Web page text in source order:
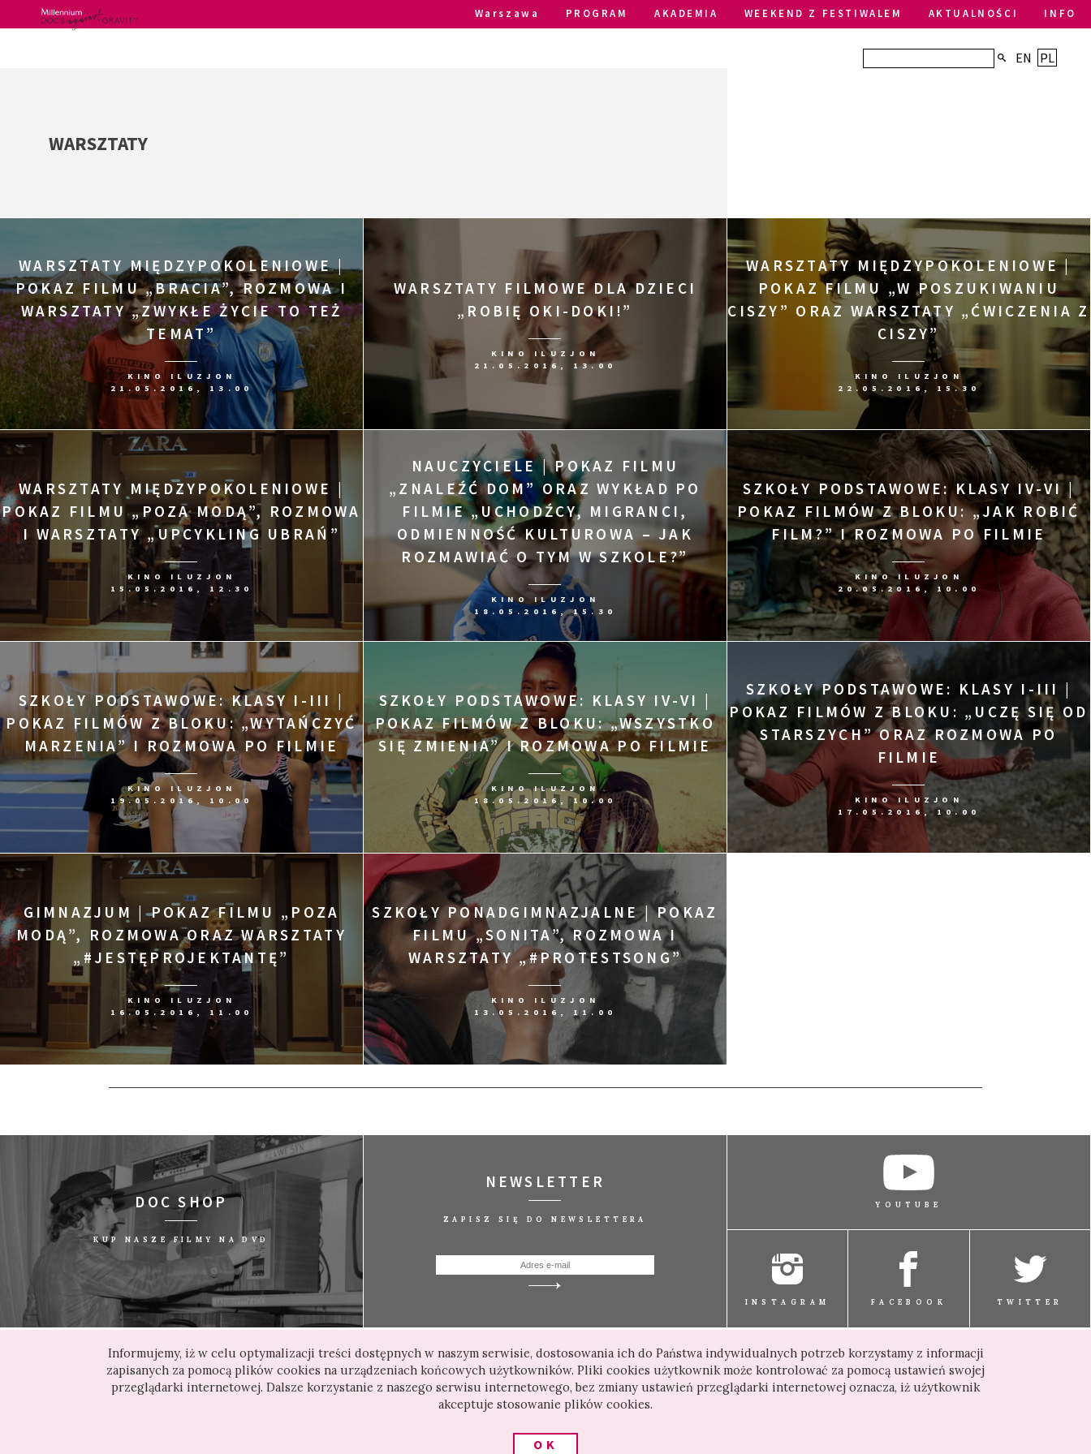
Informujemy, iż w celu optymalizacji treści dostępnych w naszym serwisie, dostosowania ich do Państwa indywidualnych potrzeb korzystamy z informacji
zapisanych za pomocą plików cookies na urządzeniach końcowych użytkowników. Pliki cookies użytkownik może kontrolować za pomocą ustawień swojej
przeglądarki internetowej. Dalsze korzystanie z naszego serwisu internetowego, bez zmiany ustawień przeglądarki internetowej oznacza, iż użytkownik
akceptuje stosowanie plików cookies.
OK
Warszawa PROGRAM AKADEMIA WEEKEND Z FESTIWALEM AKTUALNOŚCI INFO
EN PL
WARSZTATY
WARSZTATY MIĘDZYPOKOLENIOWE |
POKAZ FILMU „BRACIA”, ROZMOWA I
WARSZTATY „ZWYKŁE ŻYCIE TO TEŻ
TEMAT”
KINO ILUZJON
21.05.2016, 13.00
WARSZTATY FILMOWE DLA DZIECI
„ROBIĘ OKI-DOKI!”
KINO ILUZJON
21.05.2016, 13.00
WARSZTATY MIĘDZYPOKOLENIOWE |
POKAZ FILMU „W POSZUKIWANIU
CISZY” ORAZ WARSZTATY „ĆWICZENIA Z
CISZY”
KINO ILUZJON
22.05.2016, 15.30
WARSZTATY MIĘDZYPOKOLENIOWE |
POKAZ FILMU „POZA MODĄ”, ROZMOWA
I WARSZTATY „UPCYKLING UBRAŃ”
KINO ILUZJON
15.05.2016, 12.30
NAUCZYCIELE | POKAZ FILMU
„ZNALEŹĆ DOM” ORAZ WYKŁAD PO
FILMIE „UCHODŹCY, MIGRANCI,
ODMIENNOŚĆ KULTUROWA – JAK
ROZMAWIAĆ O TYM W SZKOLE?”
KINO ILUZJON
18.05.2016, 15.30
SZKOŁY PODSTAWOWE: KLASY IV-VI |
POKAZ FILMÓW Z BLOKU: „JAK ROBIĆ
FILM?” I ROZMOWA PO FILMIE
KINO ILUZJON
20.05.2016, 10.00
SZKOŁY PODSTAWOWE: KLASY I-III |
POKAZ FILMÓW Z BLOKU: „WYTAŃCZYĆ
MARZENIA” I ROZMOWA PO FILMIE
KINO ILUZJON
19.05.2016, 10.00
SZKOŁY PODSTAWOWE: KLASY IV-VI |
POKAZ FILMÓW Z BLOKU: „WSZYSTKO
SIĘ ZMIENIA” I ROZMOWA PO FILMIE
KINO ILUZJON
18.05.2016, 10.00
SZKOŁY PODSTAWOWE: KLASY I-III |
POKAZ FILMÓW Z BLOKU: „UCZĘ SIĘ OD
STARSZYCH” ORAZ ROZMOWA PO
FILMIE
KINO ILUZJON
17.05.2016, 10.00
GIMNAZJUM | POKAZ FILMU „POZA
MODĄ”, ROZMOWA ORAZ WARSZTATY
„#JESTĘPROJEKTANTĘ”
KINO ILUZJON
16.05.2016, 11.00
SZKOŁY PONADGIMNAZJALNE | POKAZ
FILMU „SONITA”, ROZMOWA I
WARSZTATY „#PROTESTSONG”
KINO ILUZJON
13.05.2016, 11.00
DOC SHOP
KUP NASZE FILMY NA DVD
NEWSLETTER
ZAPISZ SIĘ DO NEWSLETTERA
YOUTUBE
INSTAGRAM FACEBOOK TWITTER
AGAINST GRAVITY
ul. Żurawia 22 pok. 212
00-515 Warszawa